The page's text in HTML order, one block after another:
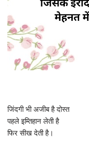
जिंदगी भी अजीब है दोस्त
पहले इम्तिहान लेती है
फिर सीख देती है।